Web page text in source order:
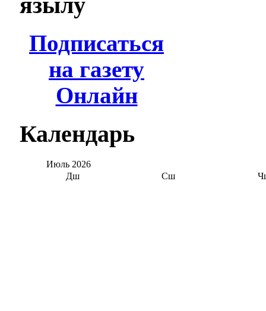
Подписаться
на газету
Онлайн
Календарь
Июль 2026
Дш
Сш